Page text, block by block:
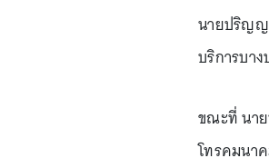
นายปริญญ
บริการบา
ขณะที่ นาย
โทรคมนา